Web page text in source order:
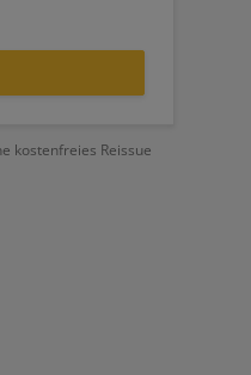
kostenfreies Reissue